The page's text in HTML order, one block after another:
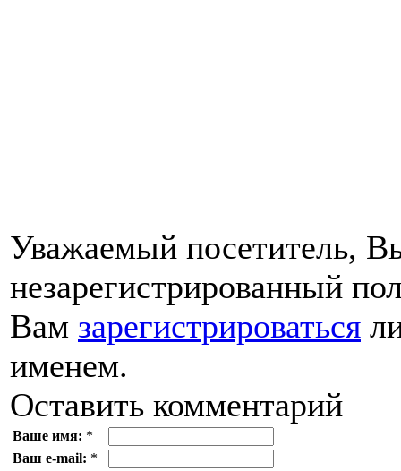
Уважаемый посетитель,
незарегистрированный
Вам зарегистрироваться
именем.
Оставить комментарий
Ваше имя: *
Ваш e-mail: *